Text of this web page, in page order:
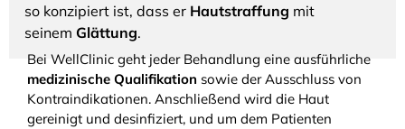
so konzipiert ist, dass er Hautstraffung mit
seinem Glättung.
Bei WellClinic geht jeder Behandlung eine ausführliche
medizinische Qualifikation sowie der Ausschluss von
Kontraindikationen. Anschließend wird die Haut
gereinigt und desinfiziert, und um dem Patienten